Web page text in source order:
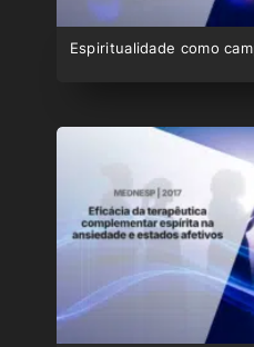
Espiritualidade como